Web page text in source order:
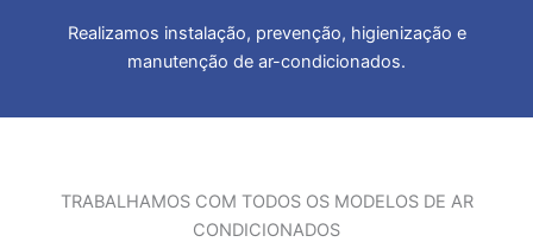
Realizamos instalação, prevenção, higienização e
manutenção de ar-condicionados.
TRABALHAMOS COM TODOS OS MODELOS DE AR
CONDICIONADOS